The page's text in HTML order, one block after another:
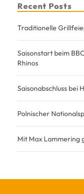
Recent Posts
Traditionelle
Saisonstart beim
Rhinos
Saisonabschluss bei
Polnischer
Mit Max Lammering